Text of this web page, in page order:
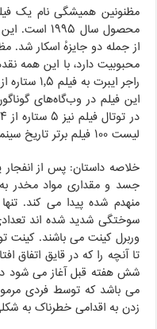
مظنونین همیشگی نام یک فیلم
محصول سال
از جمله دو جایزهٔ اسکار شد.
محبوبیت دارد، با این همه
لیست ۱۰۰ فیلم برتر تاریخ سینما حضور دارد.
جسد و مقداری مواد مخدر به
منهدم شده پیدا می کند.
سوختگی شدید شده اند
وربرل کینت می باشند.
تا آنچه را که در قایق اتفاق
شش هفته قبل آغاز می شود
می باشد که توسط فردی
زدن به اقدامی خطرناک به